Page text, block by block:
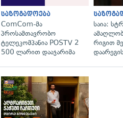
საზოგადოება
ComCom-მა
პროსამთავრობო
ტელეკომპანია POSTV 2
500 ლარით დააჯარიმა
საია:
რიგით